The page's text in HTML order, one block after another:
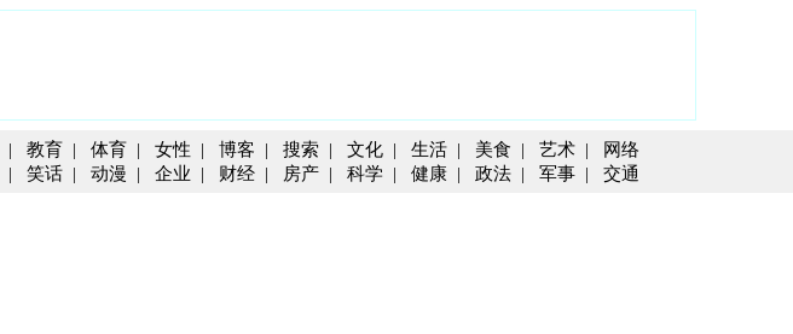
| 教育 | 体育 | 女性 | 博客 | 搜索 | 文化 | 生活 | 美食 | 艺术 |
网络
| 笑话 | 动漫 | 企业 | 财经 | 房产 | 科学 | 健康 | 政法 | 军事 | 交通